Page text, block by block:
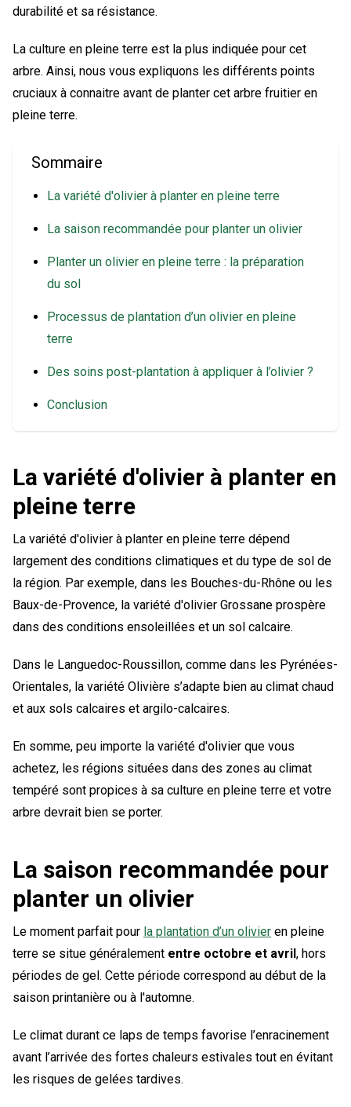
durabilité et sa résistance.
La culture en pleine terre est la plus indiquée pour cet
arbre. Ainsi, nous vous expliquons les différents points
cruciaux à connaitre avant de planter cet arbre fruitier en
pleine terre.
Sommaire
La variété d'olivier à planter en pleine terre
La saison recommandée pour planter un olivier
Planter un olivier en pleine terre : la préparation
du sol
Processus de plantation d’un olivier en pleine
terre
Des soins post-plantation à appliquer à l’olivier ?
Conclusion
La variété d'olivier à planter en
pleine terre
La variété d'olivier à planter en pleine terre dépend
largement des conditions climatiques et du type de sol de
la région. Par exemple, dans les Bouches-du-Rhône ou les
Baux-de-Provence, la variété d'olivier Grossane prospère
dans des conditions ensoleillées et un sol calcaire.
Dans le Languedoc-Roussillon, comme dans les Pyrénées-
Orientales, la variété Olivière s’adapte bien au climat chaud
et aux sols calcaires et argilo-calcaires.
En somme, peu importe la variété d'olivier que vous
achetez, les régions situées dans des zones au climat
tempéré sont propices à sa culture en pleine terre et votre
arbre devrait bien se porter.
La saison recommandée pour
planter un olivier
Le moment parfait pour la plantation d’un olivier en pleine
terre se situe généralement entre octobre et avril, hors
périodes de gel. Cette période correspond au début de la
saison printanière ou à l'automne.
Le climat durant ce laps de temps favorise l’enracinement
avant l’arrivée des fortes chaleurs estivales tout en évitant
les risques de gelées tardives.